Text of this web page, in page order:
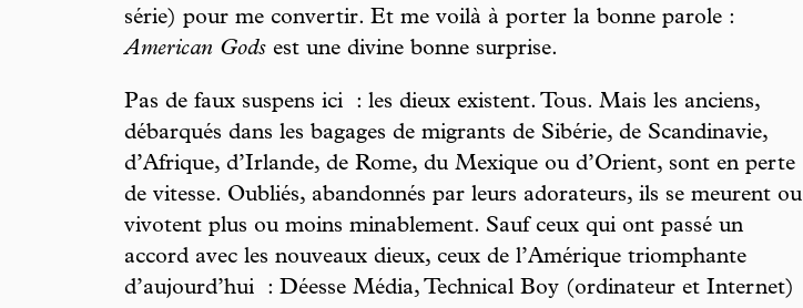
série) pour me convertir. Et me voilà à porter la bonne parole :
American Gods est une divine bonne surprise.
Pas de faux suspens ici : les dieux existent. Tous. Mais les anciens,
débarqués dans les bagages de migrants de Sibérie, de Scandinavie,
d’Afrique, d’Irlande, de Rome, du Mexique ou d’Orient, sont en perte
de vitesse. Oubliés, abandonnés par leurs adorateurs, ils se meurent ou
vivotent plus ou moins minablement. Sauf ceux qui ont passé un
accord avec les nouveaux dieux, ceux de l’Amérique triomphante
d’aujourd’hui : Déesse Média, Technical Boy (ordinateur et Internet)